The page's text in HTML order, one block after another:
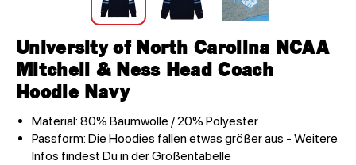
University of North Carolina NCAA
Mitchell & Ness Head Coach
Hoodie Navy
Material: 80% Baumwolle / 20% Polyester
Passform: Die Hoodies fallen etwas größer aus - Weitere
Infos findest Du in der Größentabelle